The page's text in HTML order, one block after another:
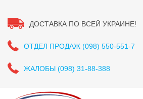
ДОСТАВКА ПО ВСЕЙ УКРАИНЕ!
ОТДЕЛ ПРОДАЖ (098) 550-551-7
ЖАЛОБЫ (098) 31-88-388